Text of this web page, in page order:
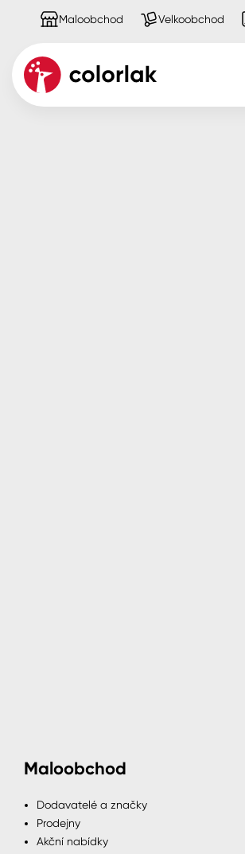
Maloobchod Velkoobchod
Ředidla,
Maloobchod
Dodavatelé a značky
Prodejny
Akční nabídky